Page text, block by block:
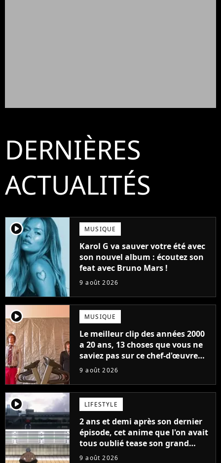
DERNIÈRES
ACTUALITÉS
player2 MUSIQUE
Karol G va sauver votre été avec
son nouvel album : écoutez son
feat avec Bruno Mars !
9 août 2026
player2 MUSIQUE
Le meilleur clip des années 2000
a 20 ans, 13 choses que vous ne
saviez pas sur ce chef-d'œuvre
qui a révolutionné YouTube
9 août 2026
player2 LIFESTYLE
2 ans et demi après son dernier
épisode, cet anime que l'on avait
tous oublié tease son grand
retour
9 août 2026